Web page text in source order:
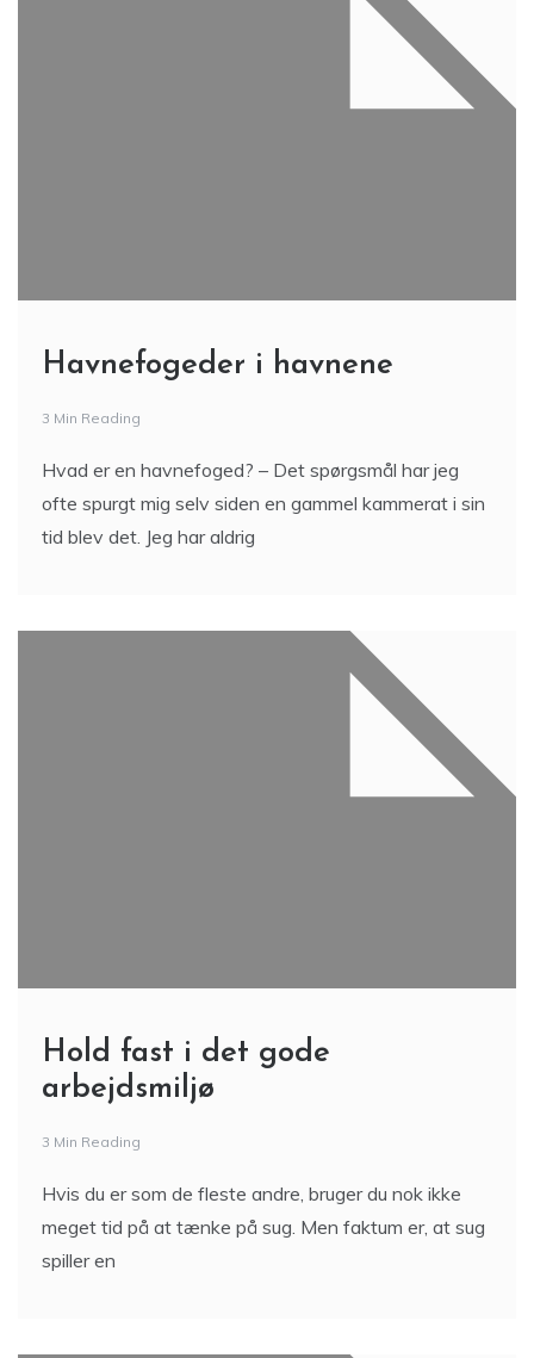
Havnefogeder i havnene
3 Min Reading
Hvad er en havnefoged? – Det spørgsmål har jeg
ofte spurgt mig selv siden en gammel kammerat i sin
tid blev det. Jeg har aldrig
Hold fast i det gode
arbejdsmiljø
3 Min Reading
Hvis du er som de fleste andre, bruger du nok ikke
meget tid på at tænke på sug. Men faktum er, at sug
spiller en